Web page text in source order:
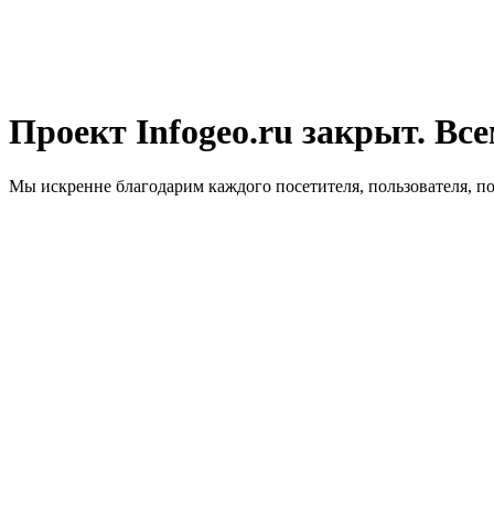
Проект Infogeo.ru закрыт.
Мы искренне благодарим каждого посетителя, пользователя,